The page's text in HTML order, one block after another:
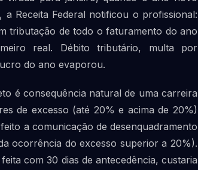
Receita Federal notificou o profissional:
tributação de todo o faturamento do ano
real. Débito tributário, multa por
do ano evaporou.
é consequência natural de uma carreira
de excesso (até 20% e acima de 20%)
a comunicação de desenquadramento
ocorrência do excesso superior a 20%).
com 30 dias de antecedência, custaria